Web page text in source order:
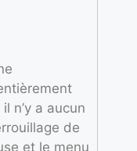
n’y a aucun
de
et le menu